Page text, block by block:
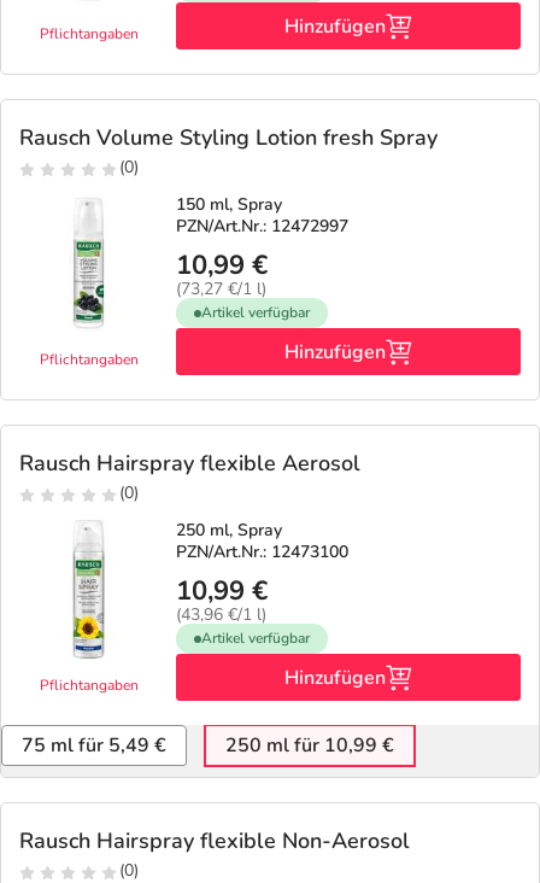
Pflichtangaben Hinzufügen
Rausch Volume Styling Lotion fresh Spray
(0)
Pflichtangaben
150 ml, Spray
PZN/Art.Nr.: 12472997
10,99 €
(73,27 €/1 l)
Artikel verfügbar
Hinzufügen
Rausch Hairspray flexible Aerosol
(0)
Pflichtangaben
250 ml, Spray
PZN/Art.Nr.: 12473100
10,99 €
(43,96 €/1 l)
Artikel verfügbar
Hinzufügen
75 ml für 5,49 € 250 ml für 10,99 €
Rausch Hairspray flexible Non-Aerosol
(0)